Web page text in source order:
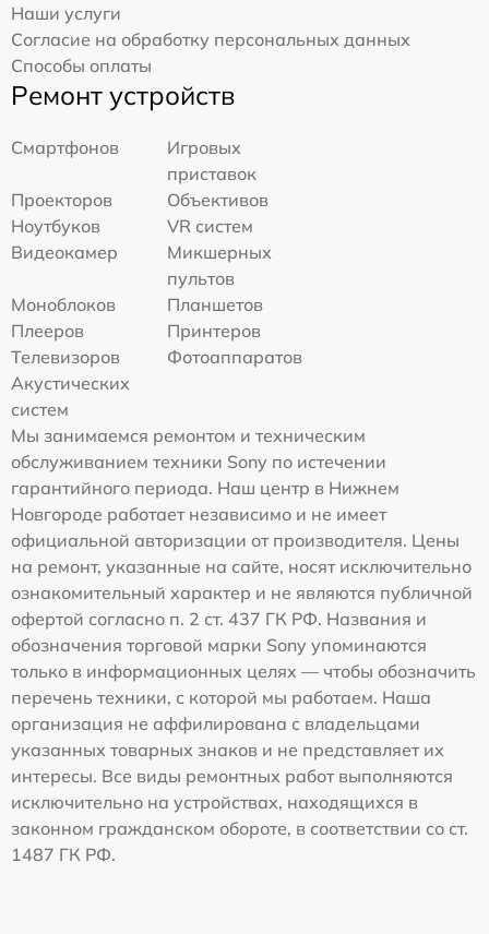
Наши услуги
Согласие на обработку персональных данных
Способы оплаты
Ремонт устройств
Смартфонов
Игровых
приставок
Проекторов
Объективов
Ноутбуков
VR систем
Видеокамер
Микшерных
пультов
Моноблоков
Планшетов
Плееров
Принтеров
Телевизоров
Фотоаппаратов
Акустических
систем
Мы занимаемся ремонтом и техническим
обслуживанием техники Sony по истечении
гарантийного периода. Наш центр в Нижнем
Новгороде работает независимо и не имеет
официальной авторизации от производителя. Цены
на ремонт, указанные на сайте, носят исключительно
ознакомительный характер и не являются публичной
офертой согласно п. 2 ст. 437 ГК РФ. Названия и
обозначения торговой марки Sony упоминаются
только в информационных целях — чтобы обозначить
перечень техники, с которой мы работаем. Наша
организация не аффилирована с владельцами
указанных товарных знаков и не представляет их
интересы. Все виды ремонтных работ выполняются
исключительно на устройствах, находящихся в
законном гражданском обороте, в соответствии со ст.
1487 ГК РФ.